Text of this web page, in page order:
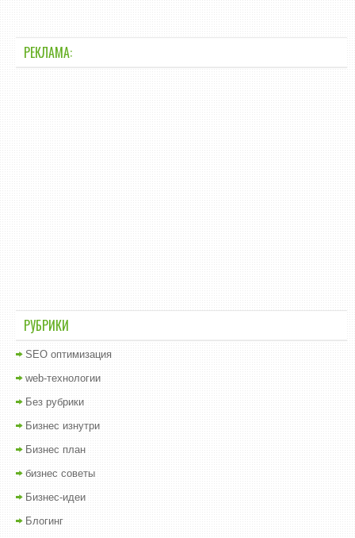
РЕКЛАМА:
РУБРИКИ
SEO оптимизация
web-технологии
Без рубрики
Бизнес изнутри
Бизнес план
бизнес советы
Бизнес-идеи
Блогинг